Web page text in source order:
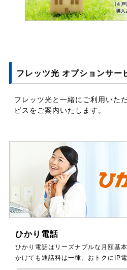
フレッツ光 オプションサー
フレッツ光と一緒にご利用いた
ビスをご案内いたします。
ひかり電話
ひかり電話はリーズナブルな月額基
かけても通話料は一律。おトクにIP